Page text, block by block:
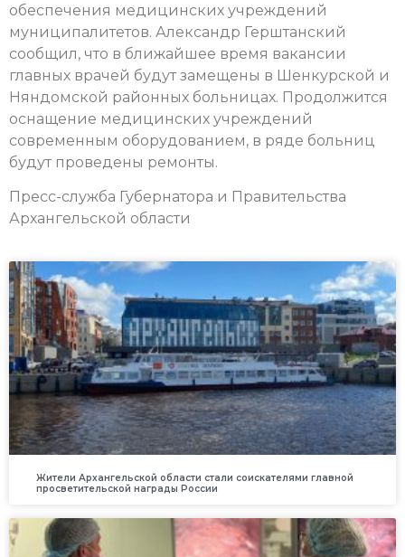
обеспечения медицинских учреждений
муниципалитетов. Александр Герштанский
сообщил, что в ближайшее время вакансии
главных врачей будут замещены в Шенкурской и
Няндомской районных больницах. Продолжится
оснащение медицинских учреждений
современным оборудованием, в ряде больниц
будут проведены ремонты.
Пресс-служба Губернатора и Правительства
Архангельской области
Жители Архангельской области стали соискателями главной
просветительской награды России